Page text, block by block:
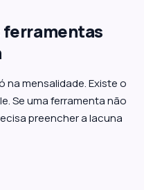
ferramentas
na mensalidade. Existe o
Se uma ferramenta não
preencher a lacuna